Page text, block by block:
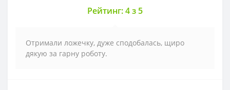
Рейтинг: 4 з 5
Отримали ложечку, дуже сподобалась, щиро
дякую за гарну роботу.